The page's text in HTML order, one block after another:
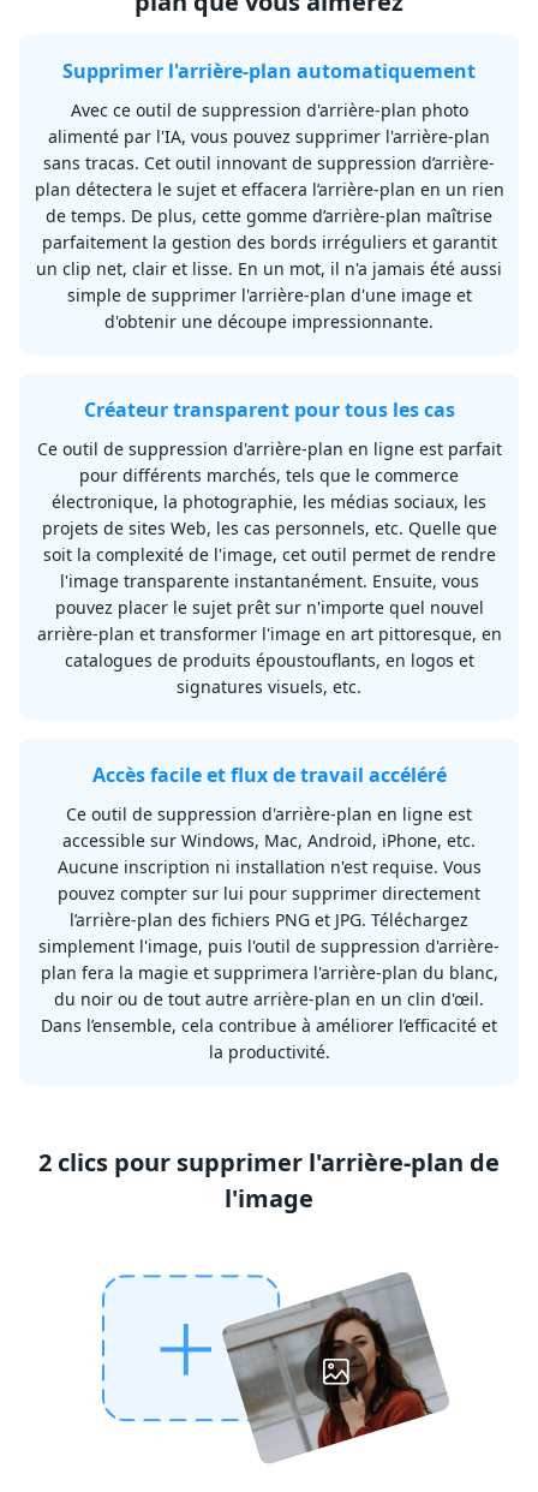
Supprimer l'arrière-plan automatiquement
Avec ce outil de suppression d'arrière-plan photo
alimenté par l'IA, vous pouvez supprimer l'arrière-plan
sans tracas. Cet outil innovant de suppression d’arrière-
plan détectera le sujet et effacera l’arrière-plan en un rien
de temps. De plus, cette gomme d’arrière-plan maîtrise
parfaitement la gestion des bords irréguliers et garantit
un clip net, clair et lisse. En un mot, il n'a jamais été aussi
simple de supprimer l'arrière-plan d'une image et
d'obtenir une découpe impressionnante.
Créateur transparent pour tous les cas
Ce outil de suppression d'arrière-plan en ligne est parfait
pour différents marchés, tels que le commerce
électronique, la photographie, les médias sociaux, les
projets de sites Web, les cas personnels, etc. Quelle que
soit la complexité de l'image, cet outil permet de rendre
l'image transparente instantanément. Ensuite, vous
pouvez placer le sujet prêt sur n'importe quel nouvel
arrière-plan et transformer l'image en art pittoresque, en
catalogues de produits époustouflants, en logos et
signatures visuels, etc.
Accès facile et flux de travail accéléré
Ce outil de suppression d'arrière-plan en ligne est
accessible sur Windows, Mac, Android, iPhone, etc.
Aucune inscription ni installation n'est requise. Vous
pouvez compter sur lui pour supprimer directement
l’arrière-plan des fichiers PNG et JPG. Téléchargez
simplement l'image, puis l'outil de suppression d'arrière-
plan fera la magie et supprimera l'arrière-plan du blanc,
du noir ou de tout autre arrière-plan en un clin d'œil.
Dans l’ensemble, cela contribue à améliorer l’efficacité et
la productivité.
2 clics pour supprimer l'arrière-plan de
l'image